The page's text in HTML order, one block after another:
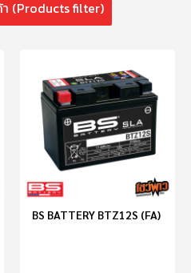
(Products filter)
BS BATTERY BTZ12S (FA)